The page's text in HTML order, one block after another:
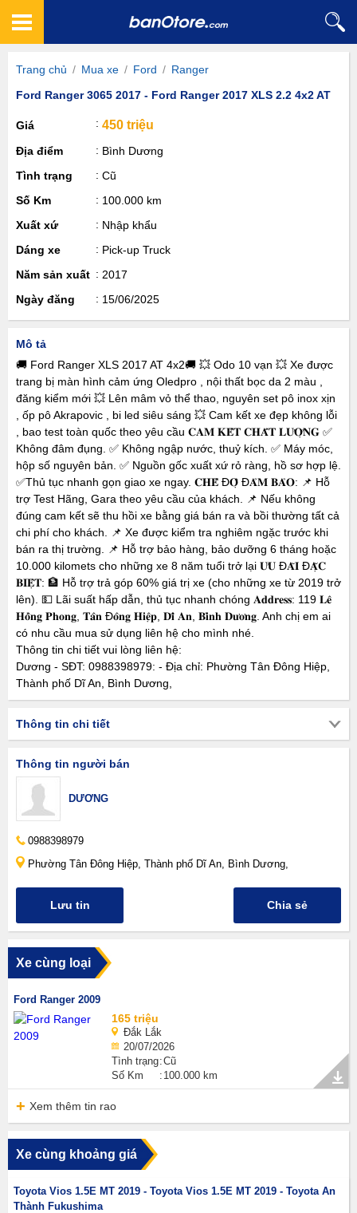
Trang chủ / Mua xe / Ford / Ranger
Ford Ranger 3065 2017 - Ford Ranger 2017 XLS 2.2 4x2 AT
Giá 450 triệu
Địa điểm
Bình Dương
Tình trạng
Cũ
Số Km
100.000 km
Xuất xứ
Nhập khẩu
Dáng xe
Pick-up Truck
Năm sản xuất
2017
Ngày đăng
15/06/2025
Mô tả
🚚 Ford Ranger XLS 2017 AT 4x2🚚 💥 Odo 10 vạn 💥 Xe được
trang bị màn hình cảm ứng Oledpro , nội thất bọc da 2 màu ,
đăng kiểm mới 💥 Lên mâm vỏ thể thao, nguyên set pô inox xịn
, ốp pô Akrapovic , bi led siêu sáng 💥 Cam kết xe đẹp không lỗi
, bao test toàn quốc theo yêu cầu 𝐂𝐀𝐌 𝐊𝐄̂́𝐓 𝐂𝐇𝐀̂́𝐓 𝐋𝐔̛𝐎̛̣𝐍𝐆 ✅
Không đâm đụng. ✅ Không ngập nước, thuỷ kích. ✅ Máy móc,
hộp số nguyên bản. ✅ Nguồn gốc xuất xứ rỏ ràng, hồ sơ hợp lệ.
✅Thủ tục nhanh gọn giao xe ngay. 𝐂𝐇𝐄̂́ Đ𝐎̣̂ Đ𝐀̉𝐌 𝐁𝐀̉𝐎: 📌 Hỗ
trợ Test Hãng, Gara theo yêu cầu của khách. 📌 Nếu không
đúng cam kết sẽ thu hồi xe bằng giá bán ra và bồi thường tất cả
chi phí cho khách. 📌 Xe được kiểm tra nghiêm ngặc trước khi
bán ra thị trường. 📌 Hỗ trợ bảo hàng, bảo dưỡng 6 tháng hoặc
10.000 kilomets cho những xe 8 năm tuổi trở lại 𝐔̛𝐔 Đ𝐀̃𝐈 Đ𝐀̣̆𝐂
𝐁𝐈𝐄̣̂𝐓: 🏦 Hỗ trợ trả góp 60% giá trị xe (cho những xe từ 2019 trở
lên). 💵 Lãi suất hấp dẫn, thủ tục nhanh chóng 𝐀𝐝𝐝𝐫𝐞𝐬𝐬: 119 𝐋𝐞̂
𝐇𝐨̂̀𝐧𝐠 𝐏𝐡𝐨𝐧𝐠, 𝐓𝐚̂𝐧 Đ𝐨̂𝐧𝐠 𝐇𝐢𝐞̣̂𝐩, 𝐃𝐢̃ 𝐀𝐧, 𝐁𝐢̀𝐧𝐡 𝐃𝐮̛𝐨̛𝐧𝐠. Anh chị em ai
có nhu cầu mua sử dụng liên hệ cho mình nhé.
Thông tin chi tiết vui lòng liên hệ:
Dương - SĐT: 0988398979: - Địa chỉ: Phường Tân Đông Hiệp,
Thành phố Dĩ An, Bình Dương,
Thông tin chi tiết
Thông tin người bán
DƯƠNG
0988398979
Phường Tân Đông Hiệp, Thành phố Dĩ An, Bình Dương,
Lưu tin Chia sẻ
Xe cùng loại
Ford Ranger 2009
165 triệu
Đắk Lắk
20/07/2026
Tình trạng Cũ
Số Km
100.000 km
Xem thêm tin rao
Xe cùng khoảng giá
Toyota Vios 1.5E MT 2019 - Toyota Vios 1.5E MT 2019 - Toyota An
Thành Fukushima